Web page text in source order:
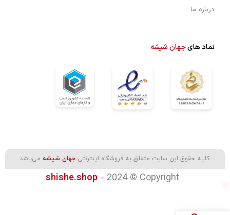
درباره ما
نماد هایجهان شیشه
کليه حقوق اين سايت متعلق به فروشگاه اینترنتی جهان شیشهمی‌باشد.
shishe.shop
- 2024 © Copyright